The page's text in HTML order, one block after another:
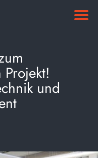
und